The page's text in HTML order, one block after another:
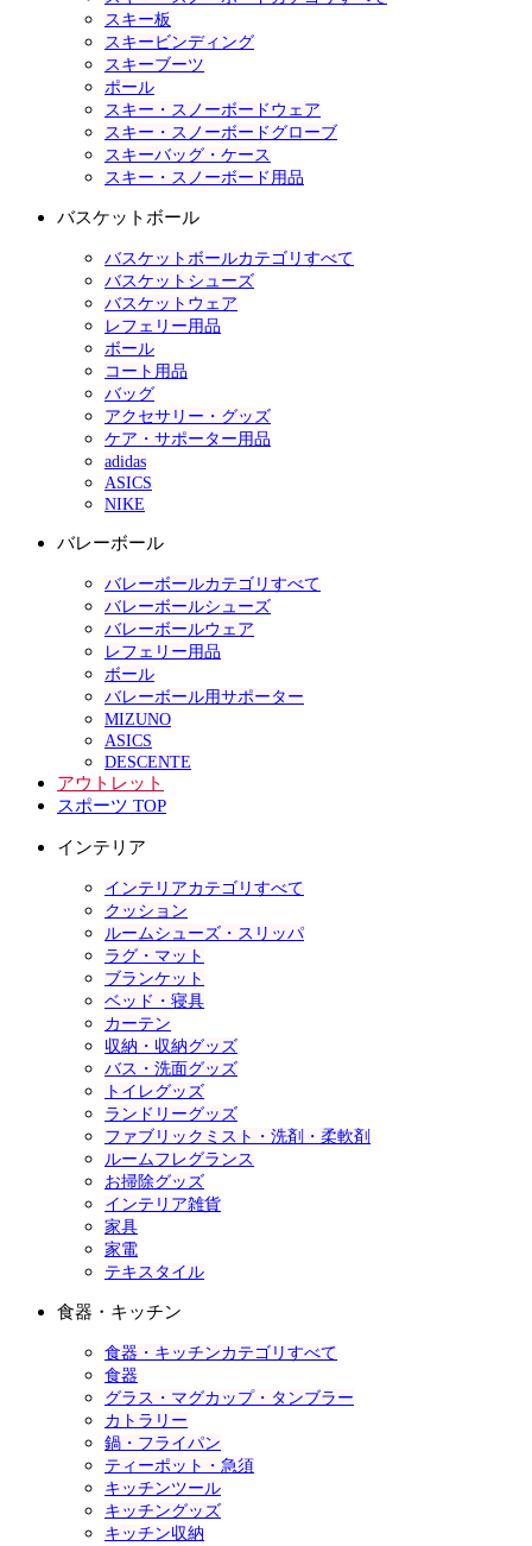
スキー板
スキービンディング
スキーブーツ
ポール
スキー・スノーボードウェア
スキー・スノーボードグローブ
スキーバッグ・ケース
スキー・スノーボード用品
バスケットボール
バスケットボールカテゴリすべて
バスケットシューズ
バスケットウェア
レフェリー用品
ボール
コート用品
バッグ
アクセサリー・グッズ
ケア・サポーター用品
adidas
ASICS
NIKE
バレーボール
バレーボールカテゴリすべて
バレーボールシューズ
バレーボールウェア
レフェリー用品
ボール
バレーボール用サポーター
MIZUNO
ASICS
DESCENTE
アウトレット
スポーツ TOP
インテリア
インテリアカテゴリすべて
クッション
ルームシューズ・スリッパ
ラグ・マット
ブランケット
ベッド・寝具
カーテン
収納・収納グッズ
バス・洗面グッズ
トイレグッズ
ランドリーグッズ
ファブリックミスト・洗剤・柔軟剤
ルームフレグランス
お掃除グッズ
インテリア雑貨
家具
家電
テキスタイル
食器・キッチン
食器・キッチンカテゴリすべて
食器
グラス・マグカップ・タンブラー
カトラリー
鍋・フライパン
ティーポット・急須
キッチンツール
キッチングッズ
キッチン収納